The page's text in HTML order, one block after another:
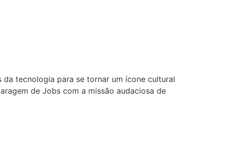
tecnologia para se tornar um ícone cultural
de Jobs com a missão audaciosa de